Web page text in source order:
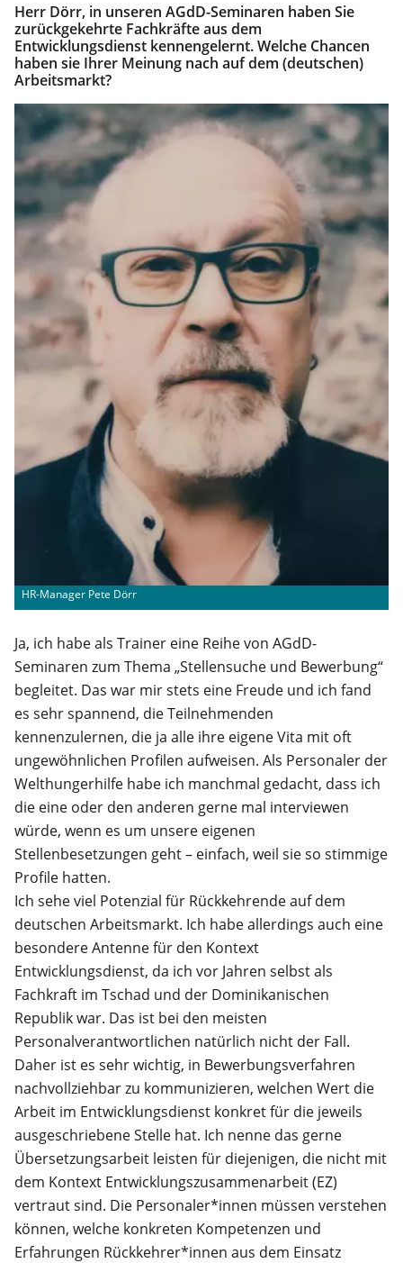
Herr Dörr, in unseren AGdD-Seminaren haben Sie
zurückgekehrte Fachkräfte aus dem
Entwicklungsdienst kennengelernt. Welche Chancen
haben sie Ihrer Meinung nach auf dem (deutschen)
Arbeitsmarkt?
HR-Manager Pete Dörr
Ja, ich habe als Trainer eine Reihe von AGdD-
Seminaren zum Thema „Stellensuche und Bewerbung“
begleitet. Das war mir stets eine Freude und ich fand
es sehr spannend, die Teilnehmenden
kennenzulernen, die ja alle ihre eigene Vita mit oft
ungewöhnlichen Profilen aufweisen. Als Personaler der
Welthungerhilfe habe ich manchmal gedacht, dass ich
die eine oder den anderen gerne mal interviewen
würde, wenn es um unsere eigenen
Stellenbesetzungen geht – einfach, weil sie so stimmige
Profile hatten.
Ich sehe viel Potenzial für Rückkehrende auf dem
deutschen Arbeitsmarkt. Ich habe allerdings auch eine
besondere Antenne für den Kontext
Entwicklungsdienst, da ich vor Jahren selbst als
Fachkraft im Tschad und der Dominikanischen
Republik war. Das ist bei den meisten
Personalverantwortlichen natürlich nicht der Fall.
Daher ist es sehr wichtig, in Bewerbungsverfahren
nachvollziehbar zu kommunizieren, welchen Wert die
Arbeit im Entwicklungsdienst konkret für die jeweils
ausgeschriebene Stelle hat. Ich nenne das gerne
Übersetzungsarbeit leisten für diejenigen, die nicht mit
dem Kontext Entwicklungszusammenarbeit (EZ)
vertraut sind. Die Personaler*innen müssen verstehen
können, welche konkreten Kompetenzen und
Erfahrungen Rückkehrer*innen aus dem Einsatz